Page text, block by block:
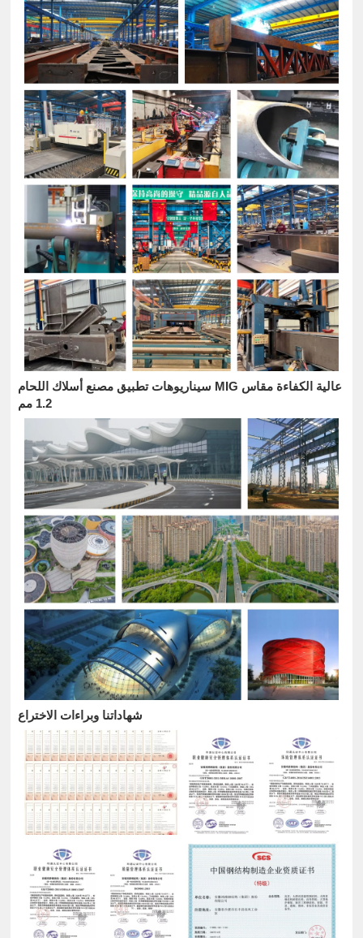
سيناريوهات تطبيق مصنع أسلاك اللحام MIG عالية الكفاءة مقاس
1.2 مم
شهاداتنا وبراءات الاختراع